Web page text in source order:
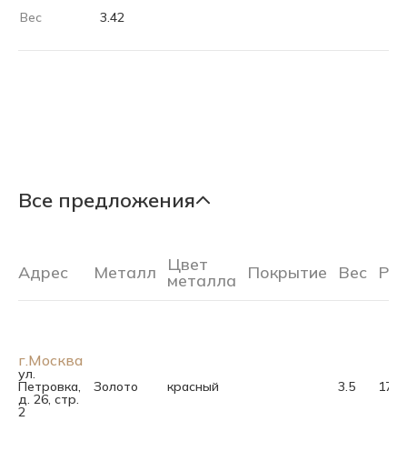
Вес
3.42
Все предложения
Адрес Металл Цвет
металла Покрытие Вес
г.Москва
ул.
Петровка,
д. 26, стр.
2
Золото красный 3.5 17.5